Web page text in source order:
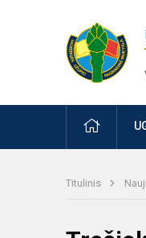
PRADŽIA
Titulinis